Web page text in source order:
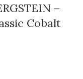
–
Cobalt